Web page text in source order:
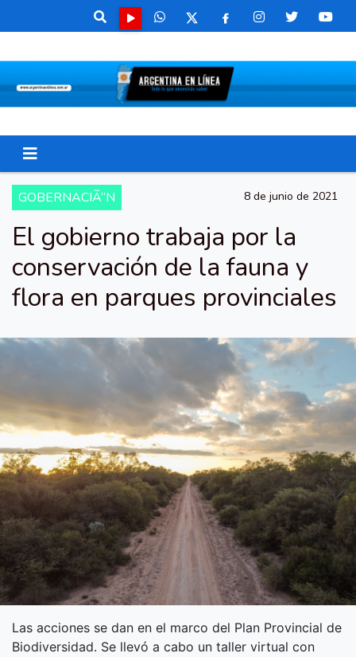
GOBERNACIÃ“N 8 de junio de 2021
El gobierno trabaja por la
conservación de la fauna y
flora en parques provinciales
Las acciones se dan en el marco del Plan Provincial de
Biodiversidad. Se llevó a cabo un taller virtual con